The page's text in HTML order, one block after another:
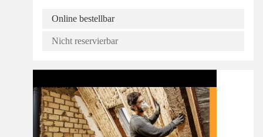
Online bestellbar
Nicht reservierbar